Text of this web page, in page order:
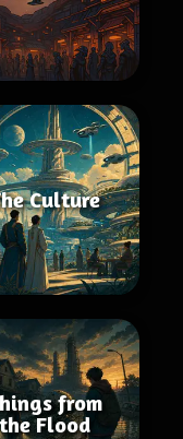
Culture
from
the Flood